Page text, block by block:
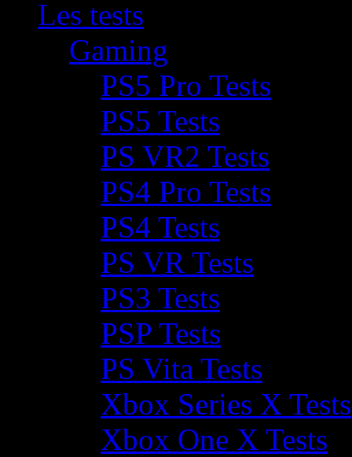
Les tests
Gaming
PS5 Pro Tests
PS5 Tests
PS VR2 Tests
PS4 Pro Tests
PS4 Tests
PS VR Tests
PS3 Tests
PSP Tests
PS Vita Tests
Xbox Series X Tests
Xbox One X Tests